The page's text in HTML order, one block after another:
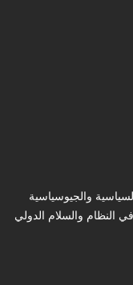
والجیوسیاسیة
النظام والسلام الدولي